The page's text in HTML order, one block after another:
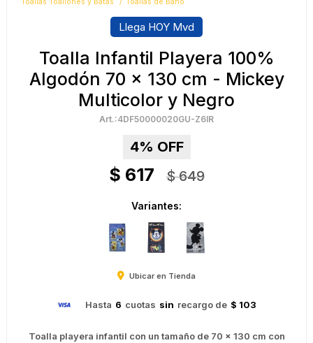
Toallas Toallones y Batas Toallas de Baño
Llega HOY Mvd
Toalla Infantil Playera 100%
Algodón 70 x 130 cm - Mickey
Multicolor y Negro
4DF50000020GU-Z6IR
4
$ 617 $ 649
Variantes:
Ubicar en Tienda
Hasta 6 cuotas sin recargo de $ 103
Toalla playera infantil con un tamaño de 70 x 130 cm con